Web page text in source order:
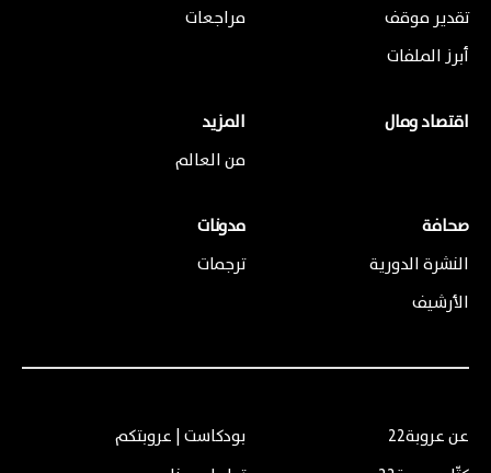
تقدير موقف
أبرز الملفات
مراجعات
اقتصاد ومال
المزيد
من العالم
صحافة
النشرة الدورية
الأرشيف
مدونات
ترجمات
عن عروبة22
بودكاست | عروبتكم